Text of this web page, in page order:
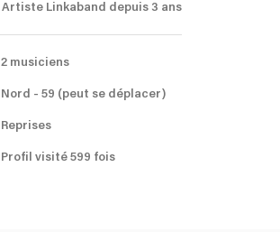
Artiste Linkaband depuis 3 ans
2 musiciens
Nord - 59 (peut se déplacer)
Reprises
Profil visité 599 fois